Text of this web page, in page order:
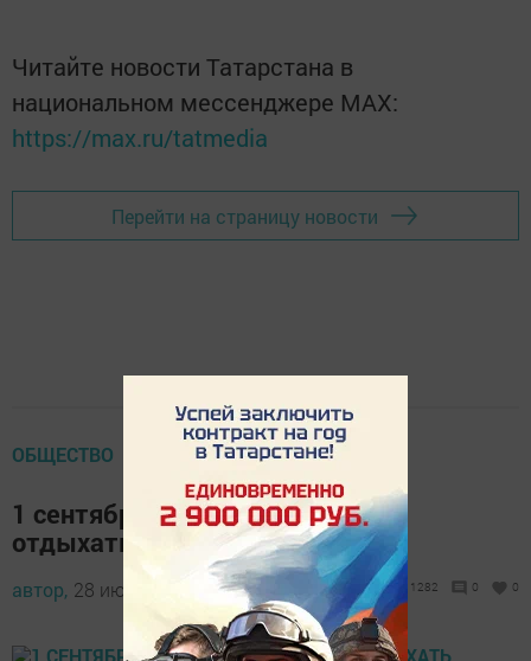
Читайте новости Татарстана в
национальном мессенджере MАХ:
https://max.ru/tatmedia
Перейти на страницу новости
ОБЩЕСТВО
1 сентября пестречинцы будут
отдыхать
автор, 28 июля 2017 - 05:52 1282 0 0